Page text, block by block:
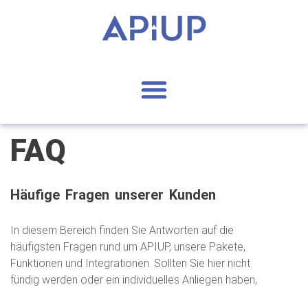
FAQ
Häufige Fragen unserer Kunden
In diesem Bereich finden Sie Antworten auf die
häufigsten Fragen rund um APIUP, unsere Pakete,
Funktionen und Integrationen. Sollten Sie hier nicht
fündig werden oder ein individuelles Anliegen haben,